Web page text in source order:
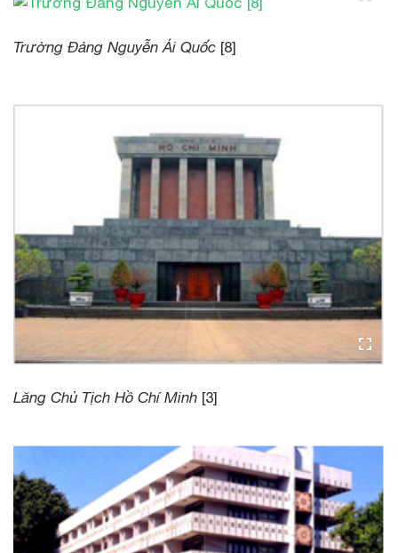
Trường Đảng Nguyễn Ái Quốc [8]
Lăng Chủ Tịch Hồ Chí Minh [3]